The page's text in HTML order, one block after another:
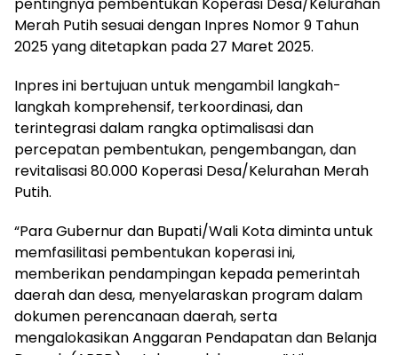
pentingnya pembentukan Koperasi Desa/Kelurahan
Merah Putih sesuai dengan Inpres Nomor 9 Tahun
2025 yang ditetapkan pada 27 Maret 2025.
Inpres ini bertujuan untuk mengambil langkah-
langkah komprehensif, terkoordinasi, dan
terintegrasi dalam rangka optimalisasi dan
percepatan pembentukan, pengembangan, dan
revitalisasi 80.000 Koperasi Desa/Kelurahan Merah
Putih.
“Para Gubernur dan Bupati/Wali Kota diminta untuk
memfasilitasi pembentukan koperasi ini,
memberikan pendampingan kepada pemerintah
daerah dan desa, menyelaraskan program dalam
dokumen perencanaan daerah, serta
mengalokasikan Anggaran Pendapatan dan Belanja